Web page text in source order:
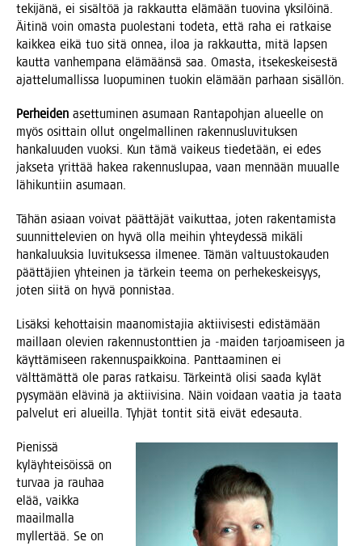
teki­jä­nä, ei sisäl­töä ja rak­kaut­ta elä­mään tuo­vi­na yksi­löi­nä.
Äiti­nä voin omas­ta puo­les­ta­ni tode­ta, että raha ei rat­kai­se
kaik­kea eikä tuo sitä onnea, iloa ja rak­kaut­ta, mitä lap­sen
kaut­ta van­hem­pa­na elä­mään­sä saa. Omas­ta, itse­kes­kei­ses­tä
ajat­te­lu­mal­lis­sa luo­pu­mi­nen tuo­kin elä­mään par­haan sisällön.
Per­hei­den aset­tu­mi­nen asu­maan Ran­ta­poh­jan alu­eel­le on
myös osit­tain ollut ongel­mal­li­nen raken­nus­lu­vi­tuk­sen
han­ka­luu­den vuok­si. Kun tämä vai­keus tie­de­tään, ei edes
jak­se­ta yrit­tää hakea raken­nus­lu­paa, vaan men­nään muu­al­le
lähi­kun­tiin asumaan.
Tähän asi­aan voi­vat päät­tä­jät vai­kut­taa, joten raken­ta­mis­ta
suun­nit­te­le­vien on hyvä olla mei­hin yhtey­des­sä mikä­li
han­ka­luuk­sia luvi­tuk­ses­sa ilme­nee. Tämän val­tuus­to­kau­den
päät­tä­jien yhtei­nen ja tär­kein tee­ma on per­he­kes­kei­syys,
joten sii­tä on hyvä ponnistaa.
Lisäk­si kehot­tai­sin maa­no­mis­ta­jia aktii­vi­ses­ti edis­tä­mään
mail­laan ole­vien raken­nus­tont­tien ja ‑mai­den tar­joa­mi­seen ja
käyt­tä­mi­seen raken­nus­paik­koi­na. Pant­taa­mi­nen ei
vält­tä­mät­tä ole paras rat­kai­su. Tär­kein­tä oli­si saa­da kylät
pysy­mään elä­vi­nä ja aktii­vi­si­na. Näin voi­daan vaa­tia ja taa­ta
pal­ve­lut eri alueil­la. Tyh­jät ton­tit sitä eivät edesauta.
Pie­nis­sä
kyläyh­tei­söis­sä on
tur­vaa ja rau­haa
elää, vaik­ka
maa­il­mal­la
myl­ler­tää. Se on